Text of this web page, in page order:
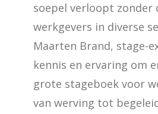
soepel verloopt
werkgevers in diverse
Maarten Brand, stage-
kennis en ervaring om
grote stageboek voor
van werving tot